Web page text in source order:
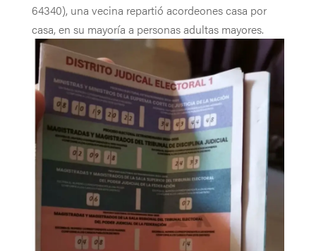
64340), una vecina repartió acordeones casa por
casa, en su mayoría a personas adultas mayores.